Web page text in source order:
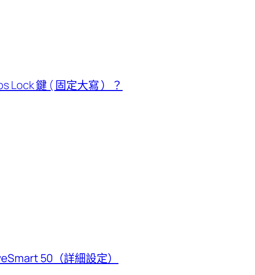
Lock 鍵 ( 固定大寫 ）？
50（詳細設定）